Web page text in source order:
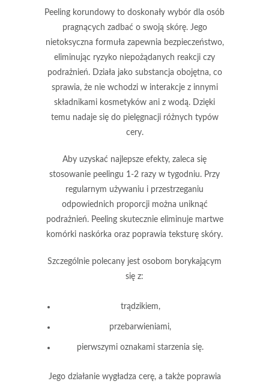
Peeling korundowy to doskonały wybór dla osób
pragnących zadbać o swoją skórę. Jego
nietoksyczna formuła zapewnia bezpieczeństwo,
eliminując ryzyko niepożądanych reakcji czy
podrażnień. Działa jako substancja obojętna, co
sprawia, że nie wchodzi w interakcje z innymi
składnikami kosmetyków ani z wodą. Dzięki
temu nadaje się do pielęgnacji różnych typów
cery.
Aby uzyskać najlepsze efekty, zaleca się
stosowanie peelingu 1-2 razy w tygodniu. Przy
regularnym używaniu i przestrzeganiu
odpowiednich proporcji można uniknąć
podrażnień. Peeling skutecznie eliminuje martwe
komórki naskórka oraz poprawia teksturę skóry.
Szczególnie polecany jest osobom borykającym
się z:
trądzikiem,
przebarwieniami,
pierwszymi oznakami starzenia się.
Jego działanie wygładza cerę, a także poprawia